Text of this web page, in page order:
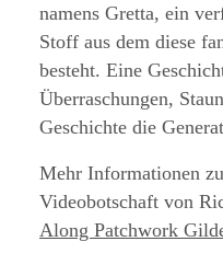
namens Gretta, ein
Stoff aus dem diese
besteht. Eine
Überraschungen,
Geschichte die
Mehr Informationen
Videobotschaft von
Along Patchwork